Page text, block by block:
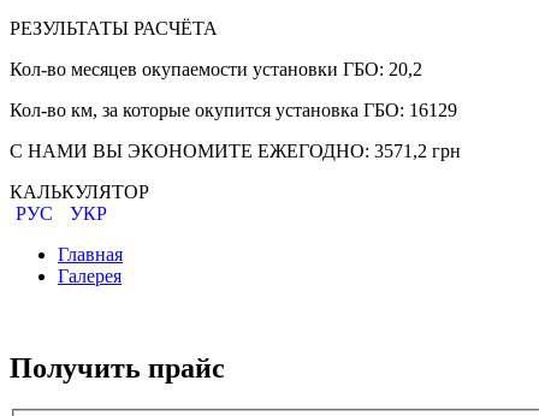
РЕЗУЛЬТАТЫ РАСЧЁТА
Кол-во месяцев окупаемости установки ГБО: 20,2
Кол-во км, за которые окупится установка ГБО: 16129
С НАМИ ВЫ ЭКОНОМИТЕ ЕЖЕГОДНО: 3571,2 грн
КАЛЬКУЛЯТОР
РУС
УКР
Главная
Галерея
Получить прайс